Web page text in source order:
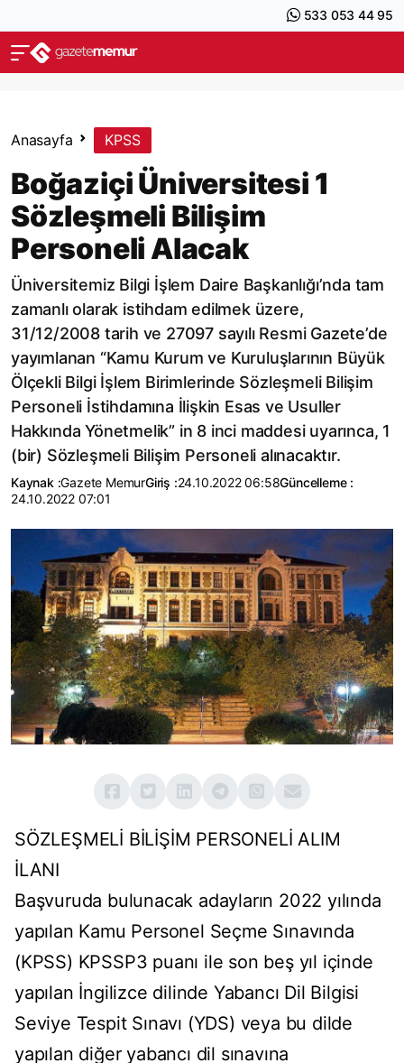
533 053 44 95
Anasayfa KPSS
Boğaziçi Üniversitesi 1
Sözleşmeli Bilişim
Personeli Alacak
Üniversitemiz Bilgi İşlem Daire Başkanlığı’nda tam
zamanlı olarak istihdam edilmek üzere,
31/12/2008 tarih ve 27097 sayılı Resmi Gazete’de
yayımlanan “Kamu Kurum ve Kuruluşlarının Büyük
Ölçekli Bilgi İşlem Birimlerinde Sözleşmeli Bilişim
Personeli İstihdamına İlişkin Esas ve Usuller
Hakkında Yönetmelik” in 8 inci maddesi uyarınca, 1
(bir) Sözleşmeli Bilişim Personeli alınacaktır.
Kaynak :Gazete MemurGiriş :24.10.2022 06:58Güncelleme :
24.10.2022 07:01
SÖZLEŞMELİ BİLİŞİM PERSONELİ ALIM
İLANI
Başvuruda bulunacak adayların 2022 yılında
yapılan Kamu Personel Seçme Sınavında
(KPSS) KPSSP3 puanı ile son beş yıl içinde
yapılan İngilizce dilinde Yabancı Dil Bilgisi
Seviye Tespit Sınavı (YDS) veya bu dilde
yapılan diğer yabancı dil sınavına